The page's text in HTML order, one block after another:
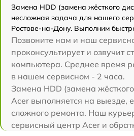
Замена HDD (замена жёсткого
несложная задача для нашего
Ростове-на-Дону. Выполним
Позвоните нам и наш
проконсультирует и озвучит
компьютера. Среднее время
в нашем сервисном - 2 часа.
Замена HDD (замена
Acer выполняется на выезде,
сложного ремонта. Наш
сервисный центр Acer и